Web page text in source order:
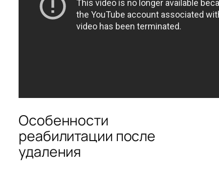
Особенности
реабилитации после
удаления